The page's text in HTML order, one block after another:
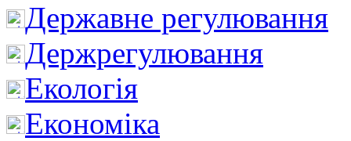
Державне регулювання
Держрегулювання
Екологія
Економіка